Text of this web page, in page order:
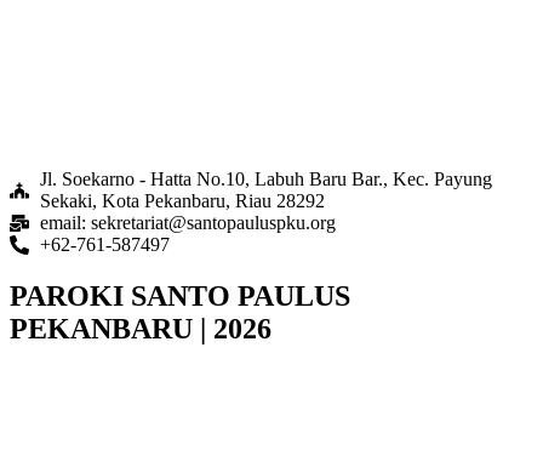
Jl. Soekarno - Hatta No.10, Labuh Baru Bar., Kec. Payung
Sekaki, Kota Pekanbaru, Riau 28292
email: sekretariat@santopauluspku.org
+62-761-587497
PAROKI SANTO PAULUS
PEKANBARU | 2026